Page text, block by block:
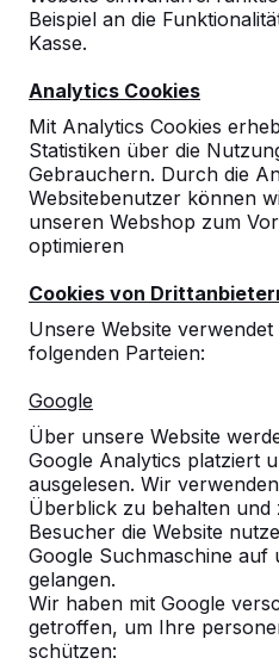
Beispiel an die
Kasse.
Analytics Cookies
Mit Analytics Cookies
Statistiken über die
Gebrauchern. Durch die
Websitebenutzer können
unseren Webshop zum
optimieren
Cookies von
Unsere Website
folgenden Parteien:
Google
Über unsere Website
Google Analytics platziert
ausgelesen. Wir
Überblick zu behalten
Besucher die Website
Google Suchmaschine auf
gelangen.
Wir haben mit Google
getroffen, um Ihre
schützen:
Referenzen
Unsere Produkte finden
und darüber hinaus.
ein HeBlad-Produkt in
Produkt
Alles anzeigen
Kategorie